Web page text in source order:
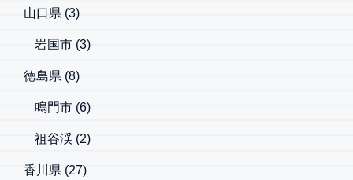
山口県 (3)
岩国市 (3)
徳島県 (8)
鳴門市 (6)
祖谷渓 (2)
香川県 (27)